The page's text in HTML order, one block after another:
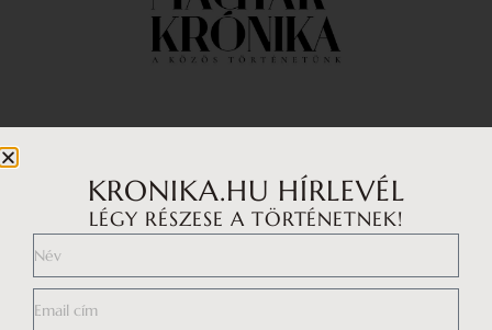
Médiaajánlat
Adatkezelési tájékoztató
KRONIKA.HU HÍRLEVÉL
LÉGY RÉSZESE A TÖRTÉNETNEK!